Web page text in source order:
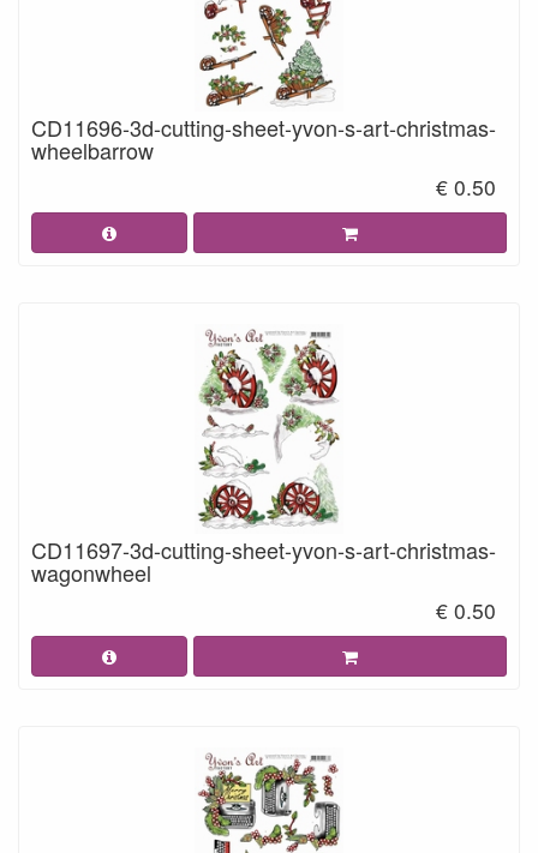
CD11696-3d-cutting-sheet-yvon-s-art-christmas-
wheelbarrow
€ 0.50
CD11697-3d-cutting-sheet-yvon-s-art-christmas-
wagonwheel
€ 0.50